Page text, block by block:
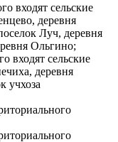
входят сельские
деревня
Луч, деревня
Ольгино;
входят сельские
деревня
учхоза